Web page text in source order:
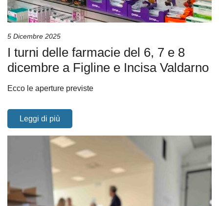
5 Dicembre 2025
I turni delle farmacie del 6, 7 e 8
dicembre a Figline e Incisa Valdarno
Ecco le aperture previste
Leggi di più